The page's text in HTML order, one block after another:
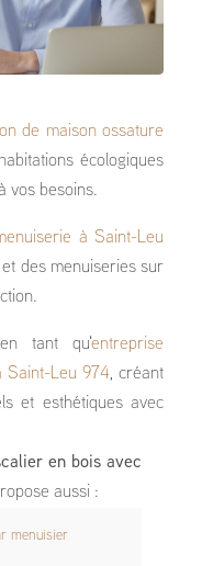
de maison ossature
écologiques
vos besoins.
à Saint-Leu
des menuiseries sur
tant qu'entreprise
Saint-Leu 974, créant
et esthétiques avec
en bois avec
aussi :
menuisier